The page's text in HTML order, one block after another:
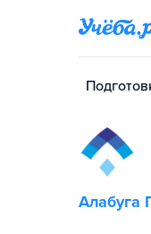
Алабуга